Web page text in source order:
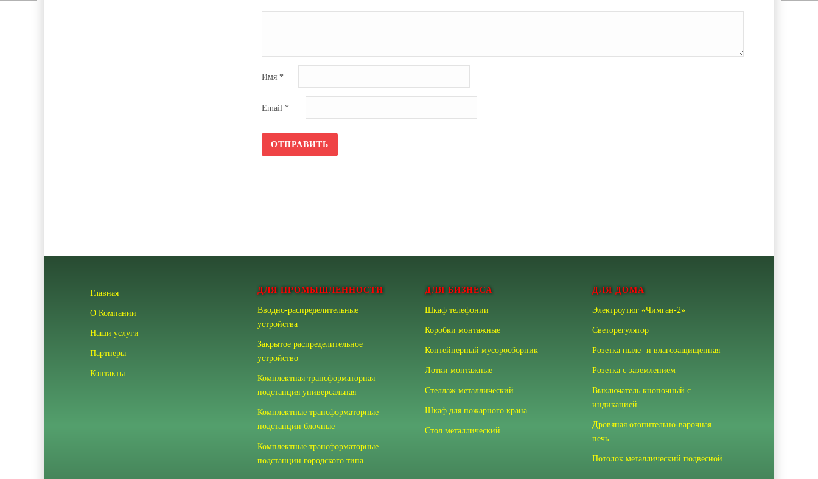
Имя *
Email *
Главная
О Компании
Наши услуги
Партнеры
Контакты
ДЛЯ ПРОМЫШЛЕННОСТИ
Вводно-распределительные
устройства
Закрытое распределительное
устройство
Комплектная трансформаторная
подстанция универсальная
Комплектные трансформаторные
подстанции блочные
Комплектные трансформаторные
подстанции городского типа
ДЛЯ БИЗНЕСА
Шкаф телефонии
Коробки монтажные
Контейнерный мусоросборник
Лотки монтажные
Стеллаж металлический
Шкаф для пожарного крана
Стол металлический
ДЛЯ ДОМА
Электроутюг «Чимган-2»
Светорегулятор
Розетка пыле- и влагозащищенная
Розетка с заземлением
Выключатель кнопочный с
индикацией
Дровяная отопительно-варочная
печь
Потолок металлический подвесной